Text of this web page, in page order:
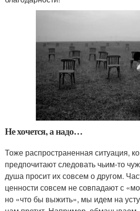
Не хочется, а надо…
Тоже распространенная ситуация,
предпочитают следовать чьим-то
душа просит их совсем о другом.
ценности совсем не совпадают с
но «что бы выжить», мы идем на